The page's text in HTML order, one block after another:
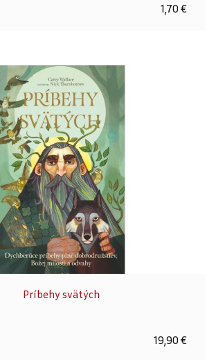
1,70 €
Príbehy svätých
19,90 €